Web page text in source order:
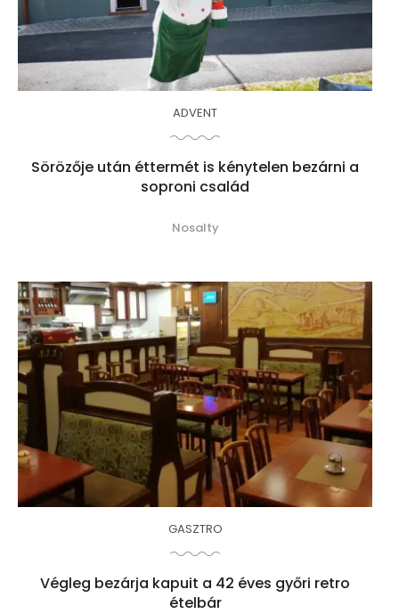
ADVENT
Sörözője után éttermét is kénytelen bezárni a
soproni család
Nosalty
GASZTRO
Végleg bezárja kapuit a 42 éves győri retro
ételbár